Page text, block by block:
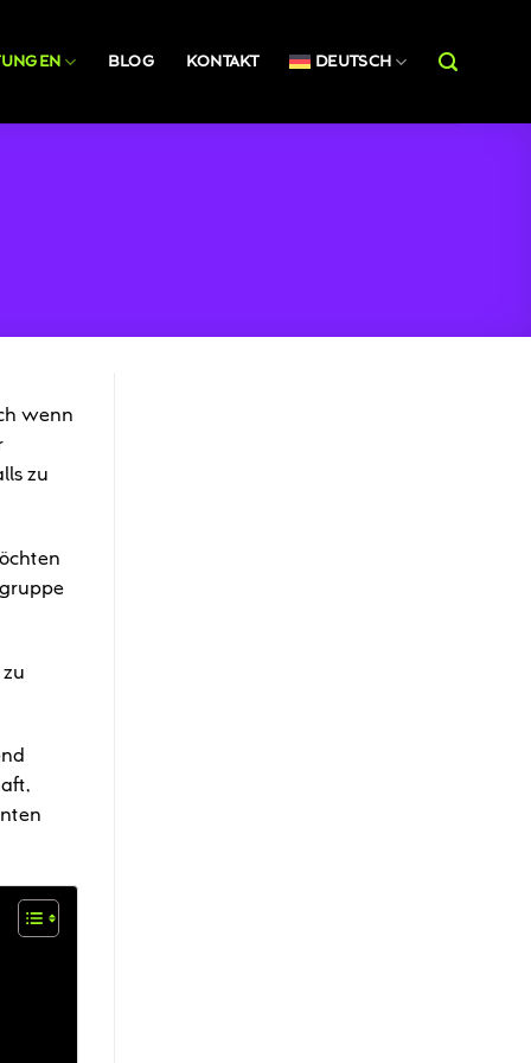
BLOG KONTAKT DEUTSCH
wenn
zu